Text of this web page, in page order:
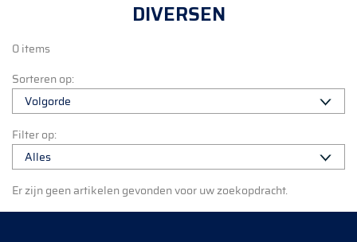
DIVERSEN
0 items
Sorteren op:
Filter op:
Er zijn geen artikelen gevonden voor uw zoekopdracht.